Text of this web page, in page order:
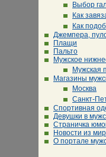
Выбор
Как
Как
Джемпера,
Плащи
Пальто
Мужское
Мужская
Магазины
Москва
Санкт-
Спортивная
Девушки в
Страничка
Новости из
О портале